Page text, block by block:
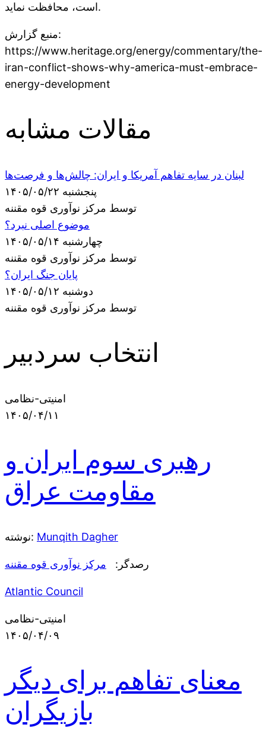
است، محافظت نماید.
منبع گزارش:
https://www.heritage.org/energy/commentary/the-
iran-conflict-shows-why-america-must-embrace-
energy-development
مقالات مشابه
لبنان در سایه تفاهم آمریکا و ایران: چالش‌ها و فرصت‌ها
پنجشنبه ۱۴۰۵/۰۵/۲۲
توسط مرکز نوآوری قوه مقننه
موضوع اصلی نبرد؟
چهارشنبه ۱۴۰۵/۰۵/۱۴
توسط مرکز نوآوری قوه مقننه
پایان جنگ ایران؟
دوشنبه ۱۴۰۵/۰۵/۱۲
توسط مرکز نوآوری قوه مقننه
انتخاب سردبیر
امنیتی-نظامی
۱۴۰۵/۰۴/۱۱
رهبری سوم ایران و
مقاومت عراق
نوشته: Munqith Dagher
رصدگر: مرکز نوآوری قوه مقننه
Atlantic Council
امنیتی-نظامی
۱۴۰۵/۰۴/۰۹
معنای تفاهم برای دیگر
بازیگران